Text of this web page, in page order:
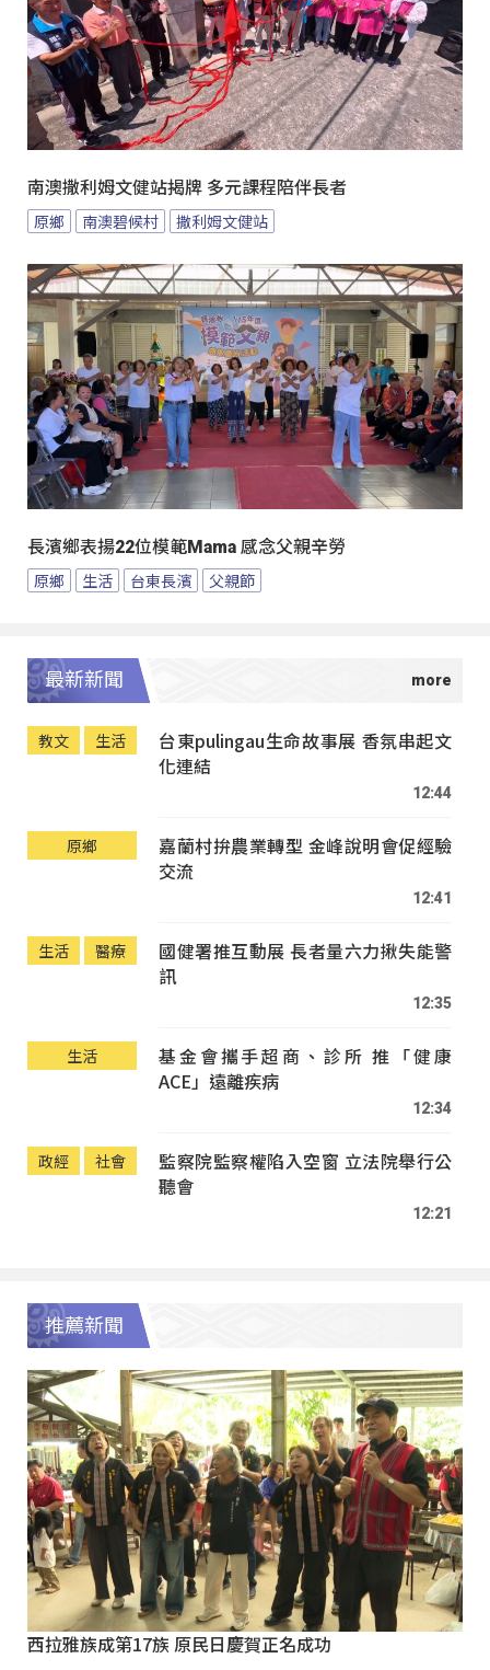
南澳撒利姆文健站揭牌 多元課程陪伴長者
原鄉 南澳碧候村 撒利姆文健站
長濱鄉表揚22位模範Mama 感念父親辛勞
原鄉 生活 台東長濱 父親節
最新新聞
教文 生活
台東pulingau生命故事展 香氛串起文
化連結
12:44
原鄉
嘉蘭村拚農業轉型 金峰說明會促經驗
交流
12:41
生活 醫療
國健署推互動展 長者量六力揪失能警
訊
12:35
生活
基金會攜手超商、診所 推「健康
ACE」遠離疾病
12:34
政經 社會
監察院監察權陷入空窗 立法院舉行公
聽會
12:21
推薦新聞
西拉雅族成第17族 原民日慶賀正名成功